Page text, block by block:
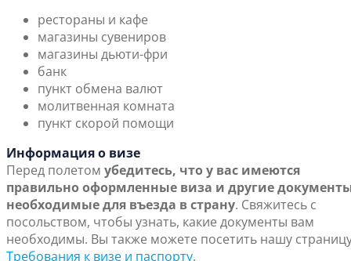
рестораны и кафе
магазины сувениров
магазины дьюти-фри
банк
пункт обмена валют
молитвенная комната
пункт скорой помощи
Информация о визе
Перед полетом убедитесь, что у вас имеются
правильно оформленные виза и другие
необходимые для въезда в страну. Свяжитесь с
посольством, чтобы узнать, какие документы вам
необходимы. Вы также можете посетить нашу
Требования к визе и паспорту.